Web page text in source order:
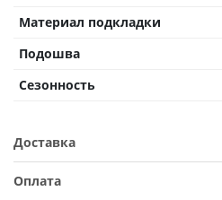
Материал подкладки
Подошва
Сезонность
Доставка
Оплата